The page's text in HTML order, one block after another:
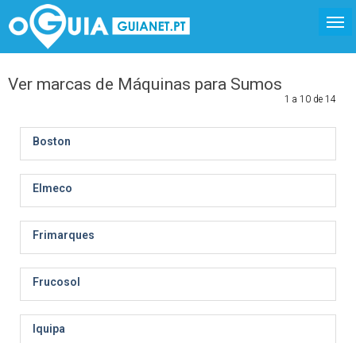
Ver marcas de Máquinas para Sumos
1 a 10 de 14
Boston
Elmeco
Frimarques
Frucosol
Iquipa